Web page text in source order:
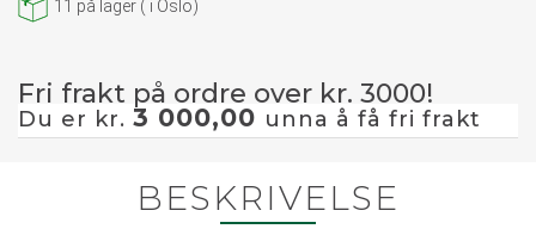
11 på lager ( i Oslo)
Fri frakt på ordre over kr. 3000!
Du er kr. 3 000,00 unna å få fri frakt
BESKRIVELSE